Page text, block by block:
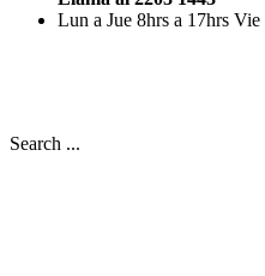
Lun a Jue 8hrs a 17hrs
Search ...